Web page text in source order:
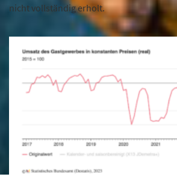
nicht vollständig erholt.